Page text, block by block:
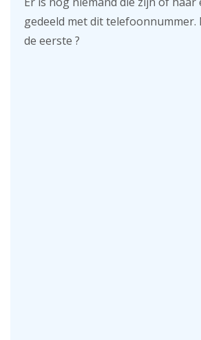
gedeeld met dit telefoonnummer.
de eerste ?